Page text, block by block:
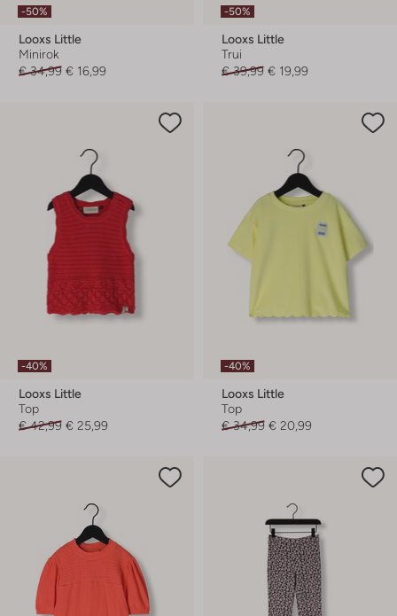
-50%
Looxs Little
Minirok
€ 34,99 € 16,99
-50%
Looxs Little
Trui
€ 39,99 € 19,99
-40%
Looxs Little
Top
€ 42,99 € 25,99
-40%
Looxs Little
Top
€ 34,99 € 20,99